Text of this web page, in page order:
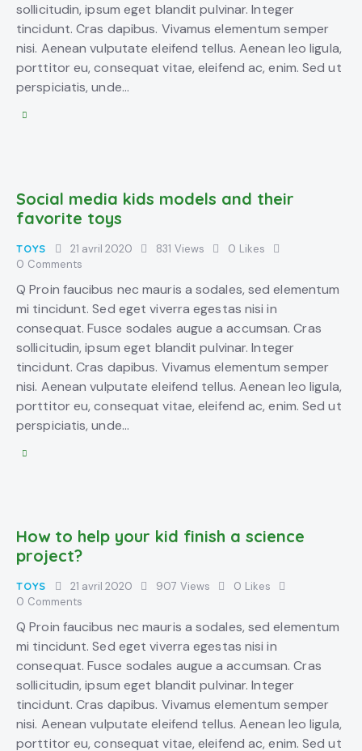
sollicitudin, ipsum eget blandit pulvinar. Integer
tincidunt. Cras dapibus. Vivamus elementum semper
nisi. Aenean vulputate eleifend tellus. Aenean leo ligula,
porttitor eu, consequat vitae, eleifend ac, enim. Sed ut
perspiciatis, unde…
Social media kids models and their
favorite toys
TOYS 21 avril 2020 831 Views 0 Likes
0 Comments
Q Proin faucibus nec mauris a sodales, sed elementum
mi tincidunt. Sed eget viverra egestas nisi in
consequat. Fusce sodales augue a accumsan. Cras
sollicitudin, ipsum eget blandit pulvinar. Integer
tincidunt. Cras dapibus. Vivamus elementum semper
nisi. Aenean vulputate eleifend tellus. Aenean leo ligula,
porttitor eu, consequat vitae, eleifend ac, enim. Sed ut
perspiciatis, unde…
How to help your kid finish a science
project?
TOYS 21 avril 2020 907 Views 0 Likes
0 Comments
Q Proin faucibus nec mauris a sodales, sed elementum
mi tincidunt. Sed eget viverra egestas nisi in
consequat. Fusce sodales augue a accumsan. Cras
sollicitudin, ipsum eget blandit pulvinar. Integer
tincidunt. Cras dapibus. Vivamus elementum semper
nisi. Aenean vulputate eleifend tellus. Aenean leo ligula,
porttitor eu, consequat vitae, eleifend ac, enim. Sed ut